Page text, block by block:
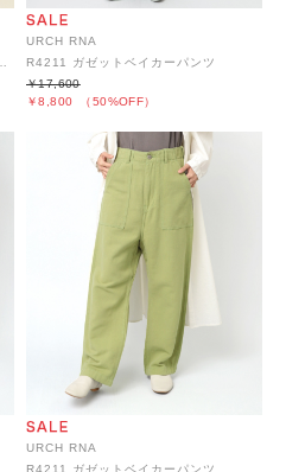
ツイルデザインワンピース
URCH RNA
R4211 ガゼットベイカーパンツ
￥8,800 （50%OFF）
￥17,600
URCH RNA
R4211 ガゼットベイカーパンツ